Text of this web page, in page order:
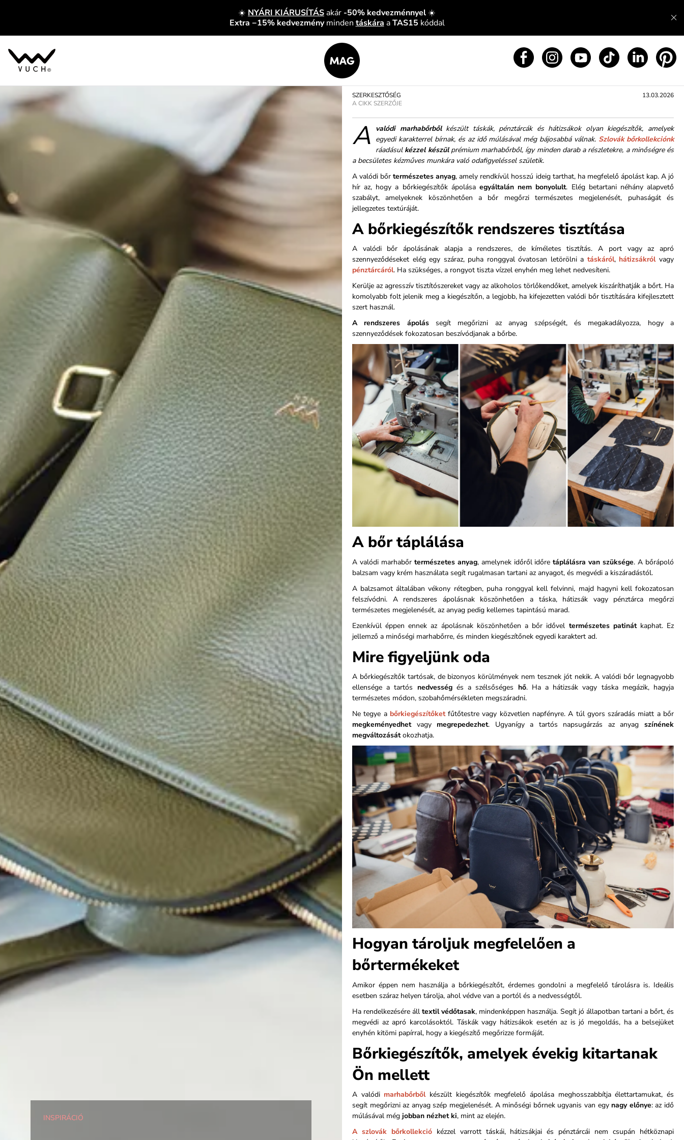
☀️ NYÁRI KIÁRUSÍTÁSakár -50% kedvezménnyel ☀️
Extra −15% kedvezményminden táskára aTAS15 kóddal
INSPIRÁCIÓ
13.03.2026
SZERKESZTŐSÉG
A CIKK SZERZŐJE
A valódi marhabőrbőlkészült táskák, pénztárcák és hátizsákok olyan kiegészítők, amelyek
egyedi karakterrel bírnak, és az idő múlásával még bájosabbá válnak. Szlovák bőrkollekciónk
ráadásul kézzel készülprémium marhabőrből, így minden darab a részletekre, a minőségre és
a becsületes kézműves munkára való odafigyeléssel születik.
A valódi bőrtermészetes anyag, amely rendkívül hosszú ideig tarthat, ha megfelelő ápolást kap. A jó
hír az, hogy a bőrkiegészítők ápolása egyáltalán nem bonyolult. Elég betartani néhány alapvető
szabályt, amelyeknek köszönhetően a bőr megőrzi természetes megjelenését, puhaságát és
jellegzetes textúráját.
A bőrkiegészítők rendszeres tisztítása
A valódi bőr ápolásának alapja a rendszeres, de kíméletes tisztítás. A port vagy az apró
szennyeződéseket elég egy száraz, puha ronggyal óvatosan letörölni a táskáról, hátizsákrólvagy
pénztárcáról. Ha szükséges, a rongyot tiszta vízzel enyhén meg lehet nedvesíteni.
Kerülje az agresszív tisztítószereket vagy az alkoholos törlőkendőket, amelyek kiszáríthatják a bőrt. Ha
komolyabb folt jelenik meg a kiegészítőn, a legjobb, ha kifejezetten valódi bőr tisztítására kifejlesztett
szert használ.
A rendszeres ápolássegít megőrizni az anyag szépségét, és megakadályozza, hogy a
szennyeződések fokozatosan beszívódjanak a bőrbe.
A bőr táplálása
A valódi marhabőr természetes anyag, amelynek időről időretáplálásra van szüksége. A bőrápoló
balzsam vagy krém használata segít rugalmasan tartani az anyagot, és megvédi a kiszáradástól.
A balzsamot általában vékony rétegben, puha ronggyal kell felvinni, majd hagyni kell fokozatosan
felszívódni. A rendszeres ápolásnak köszönhetően a táska, hátizsák vagy pénztárca megőrzi
természetes megjelenését, az anyag pedig kellemes tapintású marad.
Ezenkívül éppen ennek az ápolásnak köszönhetően a bőr idővel természetes patinát kaphat. Ez
jellemző a minőségi marhabőrre, és minden kiegészítőnek egyedi karaktert ad.
Mire figyeljünk oda
A bőrkiegészítők tartósak, de bizonyos körülmények nem tesznek jót nekik. A valódi bőr legnagyobb
ellensége a tartós nedvességés a szélsőséges hő. Ha a hátizsák vagy táska megázik, hagyja
természetes módon, szobahőmérsékleten megszáradni.
Ne tegye a bőrkiegészítőketfűtőtestre vagy közvetlen napfényre. A túl gyors száradás miatt a bőr
megkeményedhetvagy megrepedezhet. Ugyanígy a tartós napsugárzás az anyagszínének
megváltozásátokozhatja.
Hogyan tároljuk megfelelően a
bőrtermékeket
Amikor éppen nem használja a bőrkiegészítőt, érdemes gondolni a megfelelő tárolásra is. Ideális
esetben száraz helyen tárolja, ahol védve van a portól és a nedvességtől.
Ha rendelkezésére álltextil védőtasak, mindenképpen használja. Segít jó állapotban tartani a bőrt, és
megvédi az apró karcolásoktól. Táskák vagy hátizsákok esetén az is jó megoldás, ha a belsejüket
enyhén kitömi papírral, hogy a kiegészítő megőrizze formáját.
Bőrkiegészítők, amelyek évekig kitartanak
Ön mellett
A valódi marhabőrbőlkészült kiegészítők megfelelő ápolása meghosszabbítja élettartamukat, és
segít megőrizni az anyag szép megjelenését. A minőségi bőrnek ugyanis van egynagy előnye: az idő
múlásával mégjobban nézhet ki, mint az elején.
A szlovák bőrkollekciókézzel varrott táskái, hátizsákjai és pénztárcái nem csupán hétköznapi